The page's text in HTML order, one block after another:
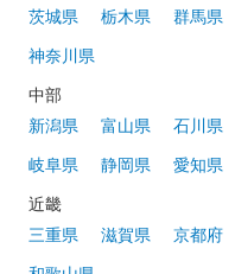
茨城県
栃木県 群馬県
神奈川県
中部
新潟県
富山県 石川県
岐阜県 静岡県 愛知県
近畿
三重県
滋賀県 京都府